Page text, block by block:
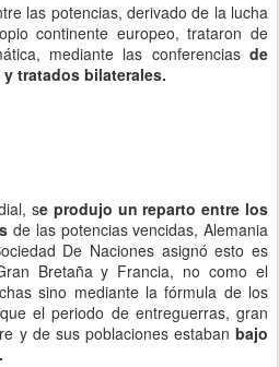
las potencias, derivado de la lucha
continente europeo, trataron de
mediante las conferencias de
tratados bilaterales.
se produjo un reparto entre los
de las potencias vencidas, Alemania
De Naciones asignó esto es
Bretaña y Francia, no como el
sino mediante la fórmula de los
el periodo de entreguerras, gran
y de sus poblaciones estaban bajo